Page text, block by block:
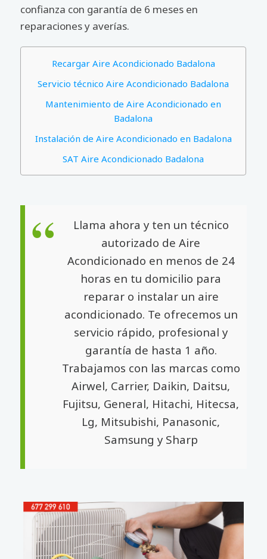
confianza con garantía de 6 meses en
reparaciones y averías.
Recargar Aire Acondicionado Badalona
Servicio técnico Aire Acondicionado Badalona
Mantenimiento de Aire Acondicionado en
Badalona
Instalación de Aire Acondicionado en Badalona
SAT Aire Acondicionado Badalona
Llama ahora y ten un técnico
autorizado de Aire
Acondicionado en menos de 24
horas en tu domicilio para
reparar o instalar un aire
acondicionado. Te ofrecemos un
servicio rápido, profesional y
garantía de hasta 1 año.
Trabajamos con las marcas como
Airwel, Carrier, Daikin, Daitsu,
Fujitsu, General, Hitachi, Hitecsa,
Lg, Mitsubishi, Panasonic,
Samsung y Sharp